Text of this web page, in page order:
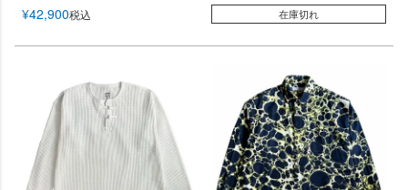
¥42,900税込 在庫切れ